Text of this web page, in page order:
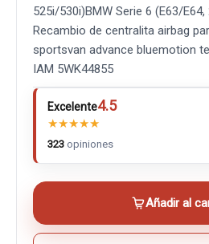
525i/530i)BMW Serie 6 (E63/
Recambio de centralita airbag
sportsvan advance bluemotion
IAM 5WK44855
Excelente4.5
★★★★★
323 opiniones
Añadir al